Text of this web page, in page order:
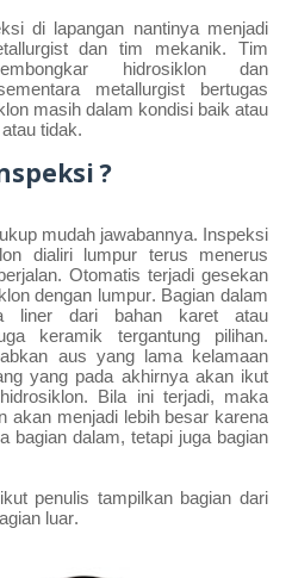
di lapangan nantinya menjadi
dan tim mekanik. Tim
hidrosiklon dan
metallurgist bertugas
masih dalam kondisi baik atau
tidak.
?
mudah jawabannya. Inspeksi
dialiri lumpur terus menerus
Otomatis terjadi gesekan
dengan lumpur. Bagian dalam
liner dari bahan karet atau
keramik tergantung pilihan.
aus yang lama kelamaan
yang pada akhirnya akan ikut
Bila ini terjadi, maka
akan menjadi lebih besar karena
bagian dalam, tetapi juga bagian
penulis tampilkan bagian dari
luar.